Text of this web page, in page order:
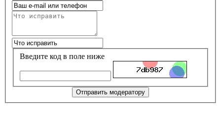
Введите код в поле ниже
Отправить модератору